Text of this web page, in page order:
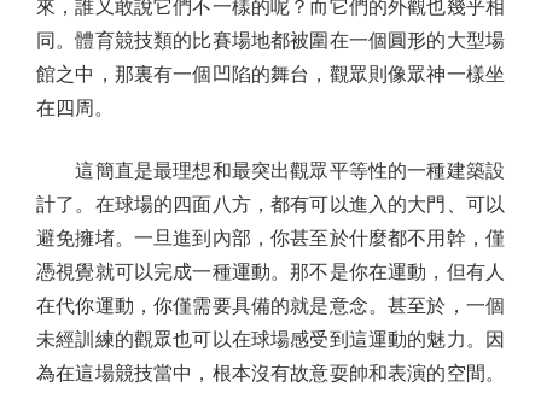
來，誰又敢說它們不一樣的呢？而它們的外觀也幾乎相
同。體育競技類的比賽場地都被圍在一個圓形的大型場
館之中，那裏有一個凹陷的舞台，觀眾則像眾神一樣坐
在四周。
這簡直是最理想和最突出觀眾平等性的一種建築設
計了。在球場的四面八方，都有可以進入的大門、可以
避免擁堵。一旦進到內部，你甚至於什麼都不用幹，僅
憑視覺就可以完成一種運動。那不是你在運動，但有人
在代你運動，你僅需要具備的就是意念。甚至於，一個
未經訓練的觀眾也可以在球場感受到這運動的魅力。因
為在這場競技當中，根本沒有故意耍帥和表演的空間。